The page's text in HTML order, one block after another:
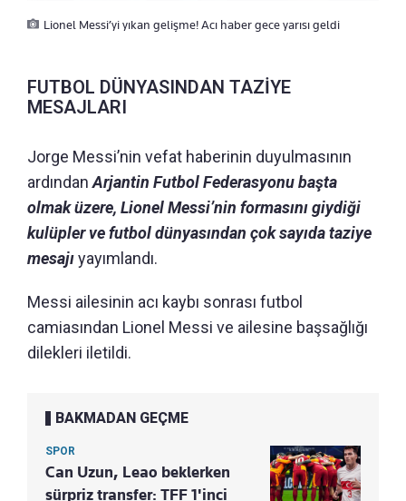
Lionel Messi’yi yıkan gelişme! Acı haber gece yarısı geldi
FUTBOL DÜNYASINDAN TAZİYE
MESAJLARI
Jorge Messi’nin vefat haberinin duyulmasının
ardındanArjantin Futbol Federasyonu başta
olmak üzere, Lionel Messi’nin formasını giydiği
kulüpler ve futbol dünyasından çok sayıda taziye
mesajıyayımlandı.
Messi ailesinin acı kaybı sonrası futbol
camiasından Lionel Messi ve ailesine başsağlığı
dilekleri iletildi.
BAKMADAN GEÇME
SPOR
Can Uzun, Leao beklerken
sürpriz transfer: TFF 1'inci